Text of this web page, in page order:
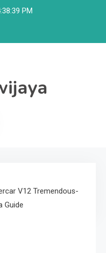
PM
V12 Tremendous-
Guide